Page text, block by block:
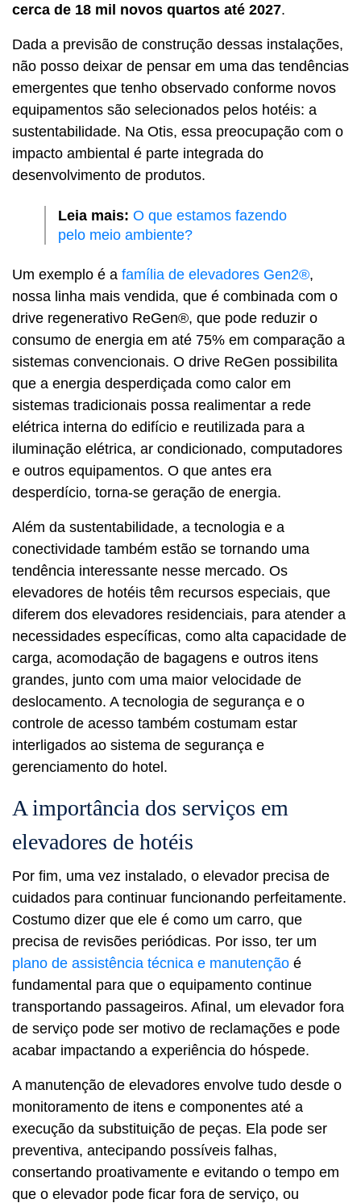
cerca de 18 mil novos quartos até 2027.
Dada a previsão de construção dessas instalações,
não posso deixar de pensar em uma das tendências
emergentes que tenho observado conforme novos
equipamentos são selecionados pelos hotéis: a
sustentabilidade. Na Otis, essa preocupação com o
impacto ambiental é parte integrada do
desenvolvimento de produtos.
Leia mais: O que estamos fazendo
pelo meio ambiente?
Um exemplo é a família de elevadores Gen2®,
nossa linha mais vendida, que é combinada com o
drive regenerativo ReGen®, que pode reduzir o
consumo de energia em até 75% em comparação a
sistemas convencionais. O drive ReGen possibilita
que a energia desperdiçada como calor em
sistemas tradicionais possa realimentar a rede
elétrica interna do edifício e reutilizada para a
iluminação elétrica, ar condicionado, computadores
e outros equipamentos. O que antes era
desperdício, torna-se geração de energia.
Além da sustentabilidade, a tecnologia e a
conectividade também estão se tornando uma
tendência interessante nesse mercado. Os
elevadores de hotéis têm recursos especiais, que
diferem dos elevadores residenciais, para atender a
necessidades específicas, como alta capacidade de
carga, acomodação de bagagens e outros itens
grandes, junto com uma maior velocidade de
deslocamento. A tecnologia de segurança e o
controle de acesso também costumam estar
interligados ao sistema de segurança e
gerenciamento do hotel.
A importância dos serviços em
elevadores de hotéis
Por fim, uma vez instalado, o elevador precisa de
cuidados para continuar funcionando perfeitamente.
Costumo dizer que ele é como um carro, que
precisa de revisões periódicas. Por isso, ter um
plano de assistência técnica e manutenção é
fundamental para que o equipamento continue
transportando passageiros. Afinal, um elevador fora
de serviço pode ser motivo de reclamações e pode
acabar impactando a experiência do hóspede.
A manutenção de elevadores envolve tudo desde o
monitoramento de itens e componentes até a
execução da substituição de peças. Ela pode ser
preventiva, antecipando possíveis falhas,
consertando proativamente e evitando o tempo em
que o elevador pode ficar fora de serviço, ou